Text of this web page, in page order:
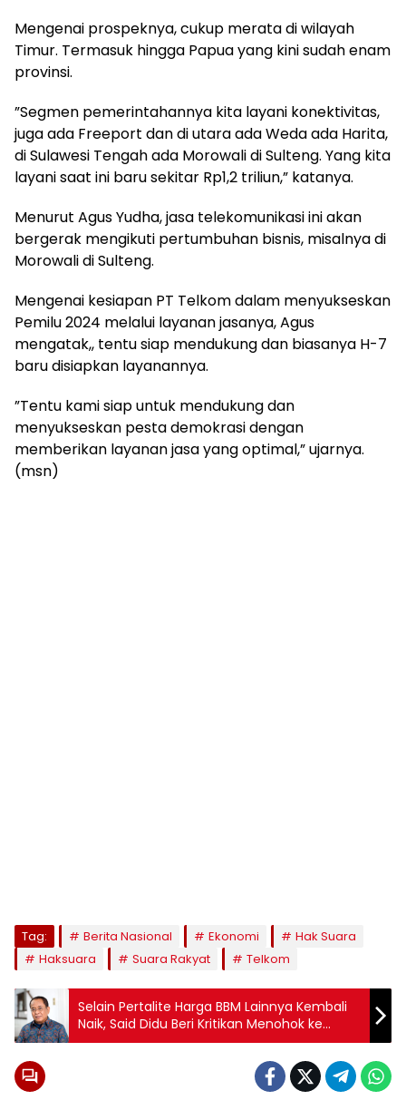
Mengenai prospeknya, cukup merata di wilayah
Timur. Termasuk hingga Papua yang kini sudah enam
provinsi.
”Segmen pemerintahannya kita layani konektivitas,
juga ada Freeport dan di utara ada Weda ada Harita,
di Sulawesi Tengah ada Morowali di Sulteng. Yang kita
layani saat ini baru sekitar Rp1,2 triliun,” katanya.
Menurut Agus Yudha, jasa telekomunikasi ini akan
bergerak mengikuti pertumbuhan bisnis, misalnya di
Morowali di Sulteng.
Mengenai kesiapan PT Telkom dalam menyukseskan
Pemilu 2024 melalui layanan jasanya, Agus
mengatak,, tentu siap mendukung dan biasanya H-7
baru disiapkan layanannya.
”Tentu kami siap untuk mendukung dan
menyukseskan pesta demokrasi dengan
memberikan layanan jasa yang optimal,” ujarnya.
(msn)
Tag: Berita Nasional Ekonomi
Hak Suara
Haksuara
Suara Rakyat Telkom
Selain Pertalite Harga BBM Lainnya Kembali
Naik, Said Didu Beri Kritikan Menohok ke
Jokowi